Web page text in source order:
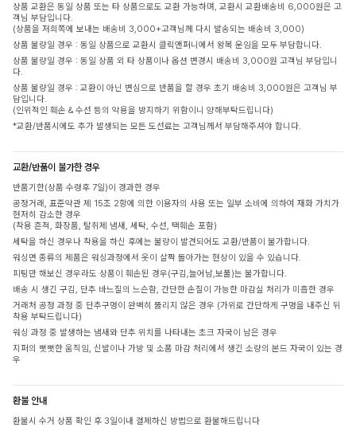
상품 교환은 동일 상품 또는 타 상품으로도 교환 가능하며, 교환시 교환배송비 6,000원은 고
객님 부담입니다.
(상품을 저희쪽에 보내는 배송비 3,000+고객님께 다시 발송되는 배송비 3,000)
상품 불량일 경우 : 동일 상품으로 교환시 클릭앤퍼니에서 왕복 운임을 모두 부담합니다.
상품 불량일 경우 : 동일 상품 외 타 상품이나 옵션 변경시 배송비 3,000원 고객님 부담입니
다.
상품 불량일 경우 : 교환이 아닌 변심으로 반품을 할 경우 초기 배송비 3,000원은 고객님 부
담입니다.
(인위적인 훼손 & 수선 등의 악용을 방지하기 위함이니 양해부탁드립니다)
*교환/반품시에도 추가 발생되는 모든 도선료는 고객님께서 부담해주셔야 합니다.
교환/반품이 불가한 경우
반품기한(상품 수령후 7일)이 경과한 경우
공정거래, 표준약관 제 15조 2항에 의한 이용자의 사용 또는 일부 소비에 의하여 재화 가치가
현저히 감소한 경우
(착용 흔적, 화장품, 탈취제 냄새, 세탁, 수선, 택훼손 포함)
세탁을 하신 경우나 착용을 하신 후에는 불량이 발견되어도 교환/반품이 불가합니다.
워싱면 종류의 제품은 워싱과정에서 옷이 살짝 돌아가는 현상이 있을 수 있습니다.
피팅만 해보신 경우라도 상품이 훼손된 경우(구김,늘어남,보풀)는 불가합니다.
배송 시 생긴 구김, 단추 바느질의 느슨함, 간단한 손질이 가능한 마감실 처리가 미흡한 경우
거래처 공정 과정 중 단추구멍이 완벽히 뚫리지 않은 경우 (가위로 간단하게 구멍을 내주신 뒤
착용 부탁드립니다)
워싱 과정 중 발생하는 냄새와 단추 위치를 나타내는 초크 자국이 남은 경우
지퍼의 뻣뻣한 움직임, 신발이나 가방 및 소품 마감 처리에서 생긴 소량의 본드 자국이 있는 경
우
환불 안내
환불시 수거 상품 확인 후 3일이내 결제하신 방법으로 환불해드립니다